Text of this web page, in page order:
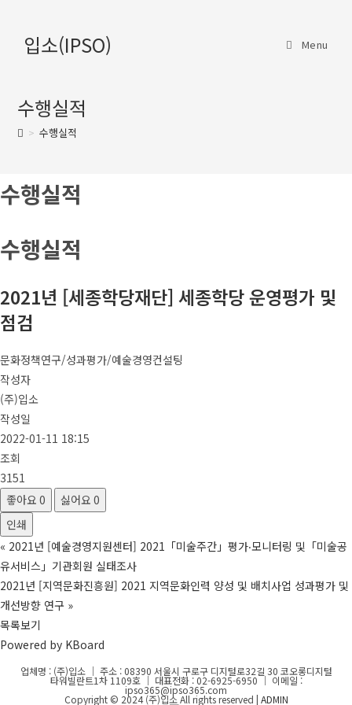
content입소(IPSO) Menu
수행실적
> 수행실적
수행실적
수행실적
2021년 [세종학당재단] 세종학당 운영평가 및
점검
문화정책연구/성과평가/예술경영컨설팅
작성자
(주)입소
작성일
2022-01-11 18:15
조회
3151
좋아요 0 싫어요 0
인쇄
« 2021년 [예술경영지원센터] 2021「미술주간」평가‧모니터링 및「미술공
유서비스」기관회원 실태조사
2021년 [지역문화진흥원] 2021 지역문화인력 양성 및 배치사업 성과평가 및
개선방향 연구 »
목록보기
Powered by KBoard
업체명 : (주)입소 ｜ 주소 : 08390 서울시 구로구 디지털로32길 30 코오롱디지털
타워빌란트1차 1109호 ｜ 대표전화 : 02-6925-6950 ｜ 이메일 :
ipso365@ipso365.com
Copyright © 2024 (주)입소 All rights reserved | ADMIN